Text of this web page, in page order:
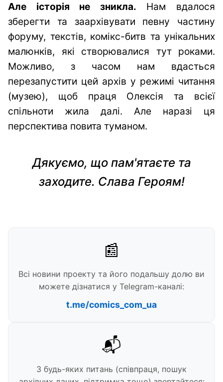
Але історія не зникла. Нам вдалося
зберегти та заархівувати певну частину
форуму, текстів, комікс-битв та унікальних
малюнків, які створювалися тут роками.
Можливо, з часом нам вдасться
перезапустити цей архів у режимі читання
(музею), щоб праця Олексія та всієї
спільноти жила далі. Але наразі ця
перспектива повита туманом.
Дякуємо, що пам'ятаєте та
заходите. Слава Героям!
📰
Всі новини проекту та його подальшу долю ви
можете дізнатися у Telegram-каналі:
t.me/comics_com_ua
📬
З будь-яких питань (співпраця, пошук